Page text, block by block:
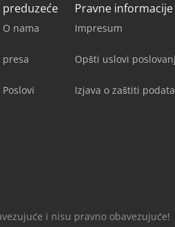
preduzeće
O nama
presa
Poslovi
Pravne informacije
Impresum
Opšti uslovi
Izjava o zaštiti
i nisu pravno obavezujuće!